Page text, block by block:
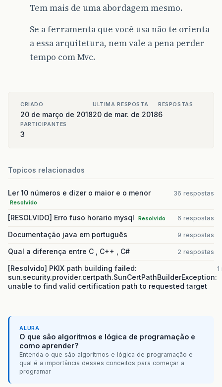
Tem mais de uma abordagem mesmo.
Se a ferramenta que você usa não te orienta
a essa arquitetura, nem vale a pena perder
tempo com Mvc.
CRIADO
20 de março de 2018
ULTIMA RESPOSTA
20 de mar. de 2018
RESPOSTAS
6
PARTICIPANTES
3
Topicos relacionados
Ler 10 números e dizer o maior e o menor
Resolvido
36 respostas
[RESOLVIDO] Erro fuso horario mysql Resolvido 6 respostas
Documentação java em português 9 respostas
Qual a diferença entre C , C++ , C# 2 respostas
[Resolvido] PKIX path building failed:
sun.security.provider.certpath.SunCertPathBuilderException:
unable to find valid certification path to requested target
ALURA
O que são algoritmos e lógica de programação e
como aprender?
Entenda o que são algoritmos e lógica de programação e
qual é a importância desses conceitos para começar a
programar